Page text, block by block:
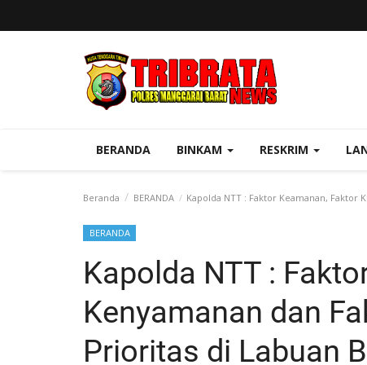
BERANDA BINKAM RESKRIM
Beranda BERANDA Kapolda NTT : Faktor Keamanan, Faktor
BERANDA
Kapolda NTT :
Kenyamanan dan
Prioritas di Labuan